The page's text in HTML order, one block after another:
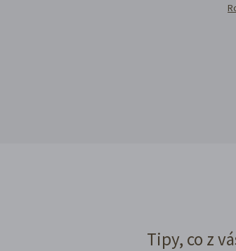
Tipy, co z